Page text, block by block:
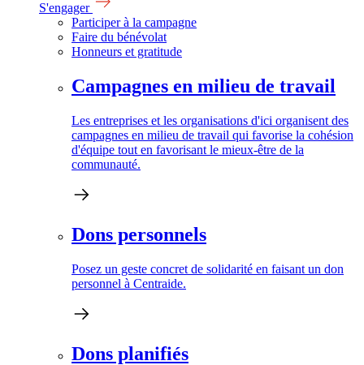
S'engager
Participer à la campagne
Faire du bénévolat
Honneurs et gratitude
Campagnes en milieu de travail
Les entreprises et les organisations d'ici organisent des
campagnes en milieu de travail qui favorise la cohésion
d'équipe tout en favorisant le mieux-être de la
communauté.
Dons personnels
Posez un geste concret de solidarité en faisant un don
personnel à Centraide.
Dons planifiés